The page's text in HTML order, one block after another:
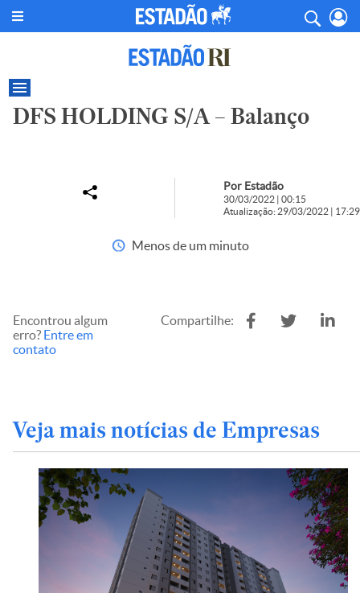
DFS HOLDING S/A – Balanço
Por Estadão
30/03/2022 | 00:15
Atualização: 29/03/2022 | 17:29
Menos de um minuto
Encontrou algum
erro? Entre em
contato
Compartilhe:
Veja mais notícias de Empresas